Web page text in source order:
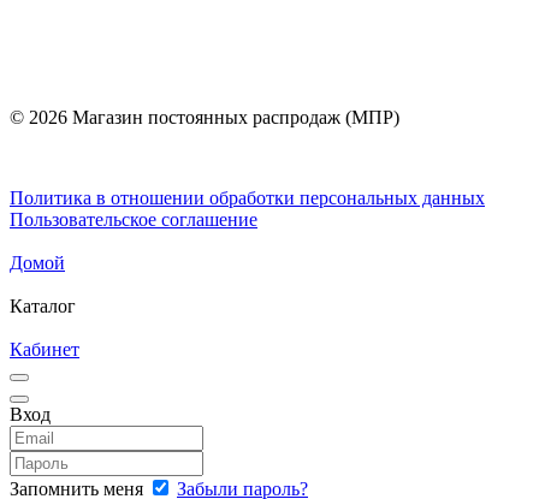
© 2026 Магазин постоянных распродаж (МПР)
Политика в отношении обработки персональных данных
Пользовательское соглашение
Домой
Каталог
Кабинет
Вход
Запомнить меня Забыли пароль?